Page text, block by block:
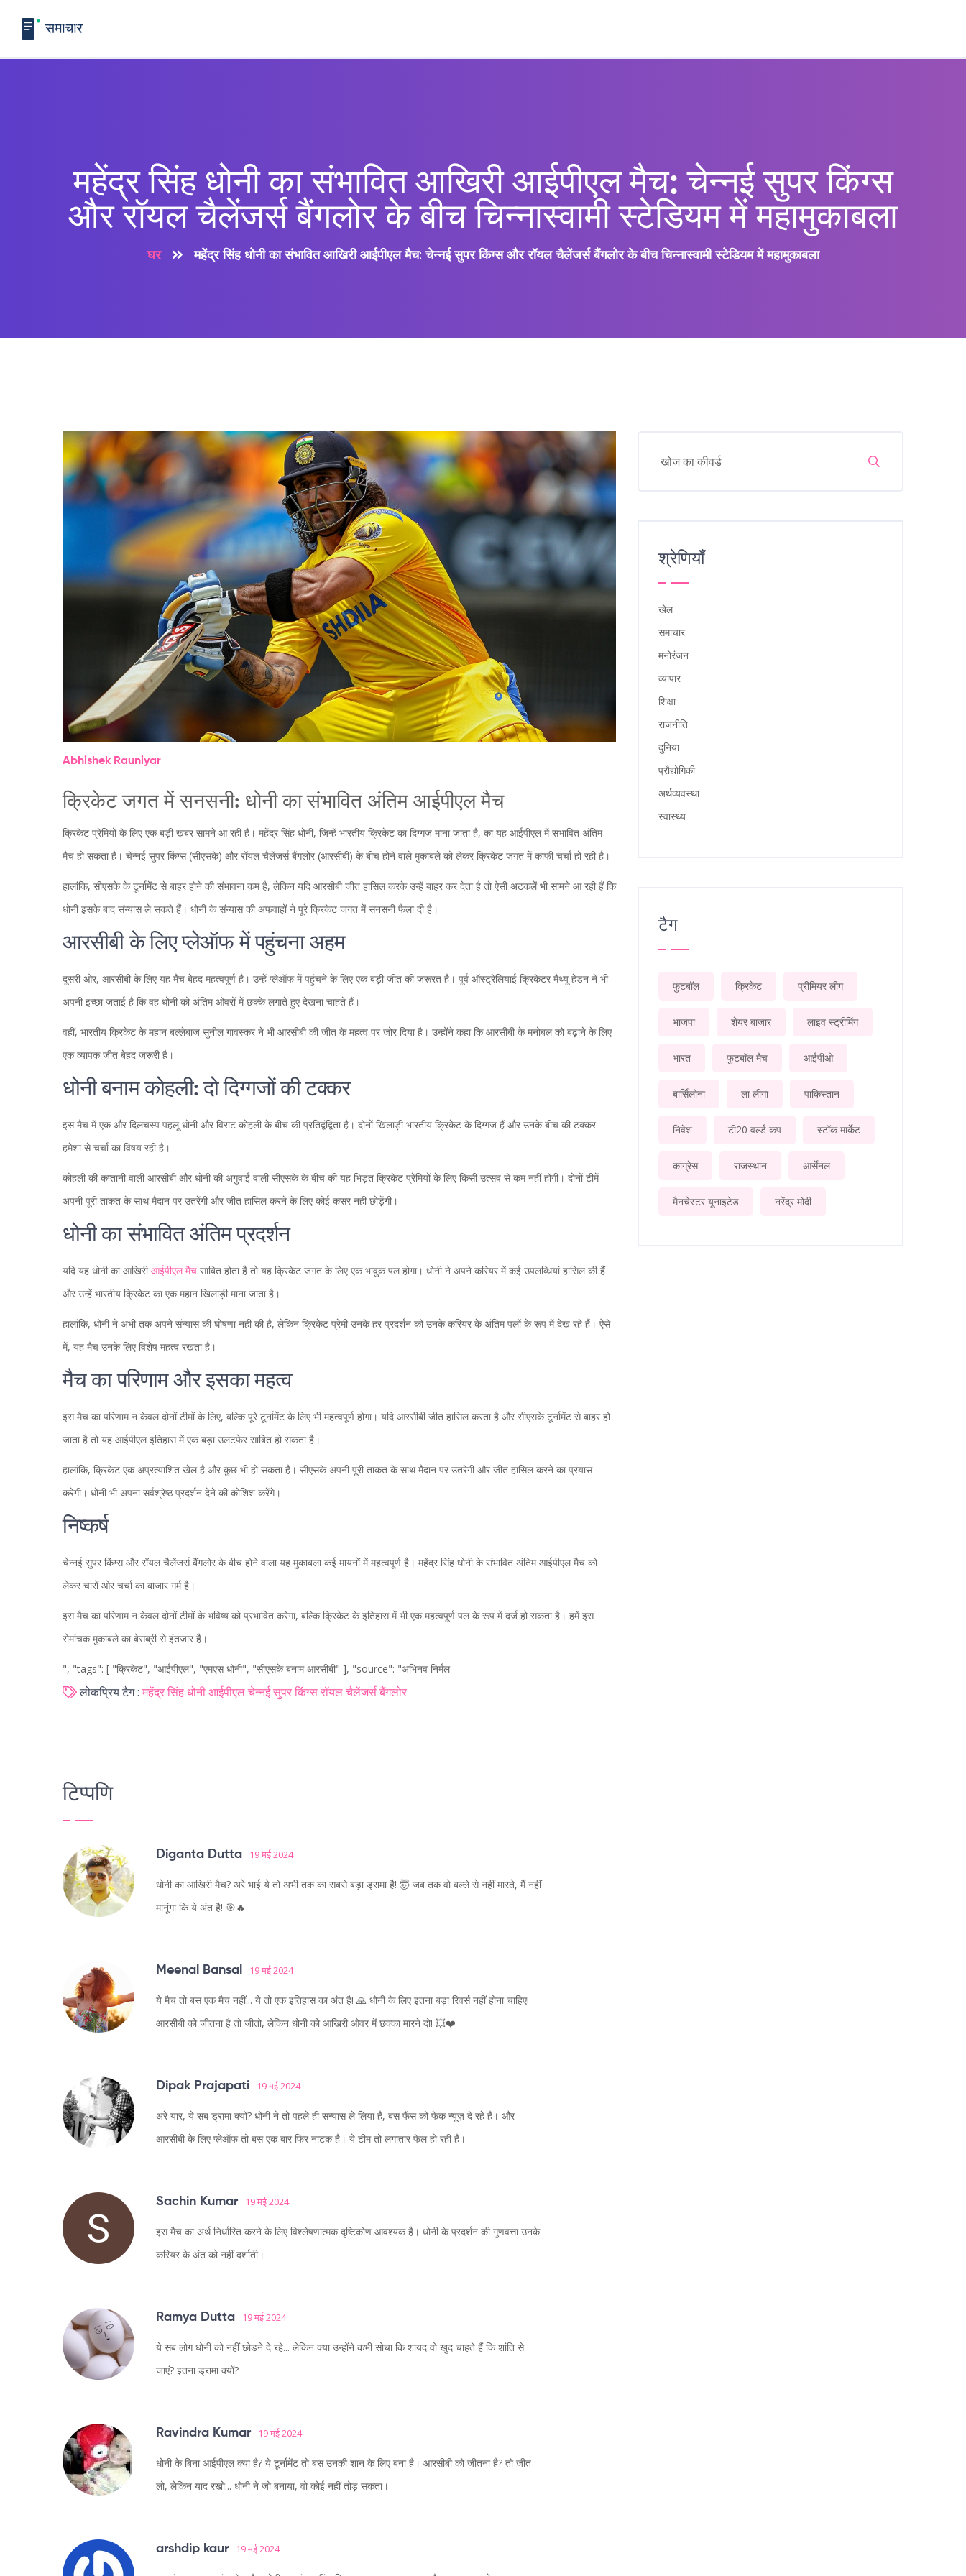
महेंद्र सिंह धोनी का संभावित आखिरी आईपीएल मैच: चेन्नई सुपर किंग्स
और रॉयल चैलेंजर्स बैंगलोर के बीच चिन्नास्वामी स्टेडियम में महामुकाबला
घर महेंद्र सिंह धोनी का संभावित आखिरी आईपीएल मैच: चेन्नई सुपर किंग्स और रॉयल चैलेंजर्स बैंगलोर के बीच चिन्नास्वामी स्टेडियम में महामुकाबला
Abhishek Rauniyar
क्रिकेट जगत में सनसनी: धोनी का संभावित अंतिम आईपीएल मैच
क्रिकेट प्रेमियों के लिए एक बड़ी खबर सामने आ रही है। महेंद्र सिंह धोनी, जिन्हें भारतीय क्रिकेट का दिग्गज माना जाता है, का यह आईपीएल में संभावित अंतिम
मैच हो सकता है। चेन्नई सुपर किंग्स (सीएसके) और रॉयल चैलेंजर्स बैंगलोर (आरसीबी) के बीच होने वाले मुकाबले को लेकर क्रिकेट जगत में काफी चर्चा हो रही है।
हालांकि, सीएसके के टूर्नामेंट से बाहर होने की संभावना कम है, लेकिन यदि आरसीबी जीत हासिल करके उन्हें बाहर कर देता है तो ऐसी अटकलें भी सामने आ रही हैं कि
धोनी इसके बाद संन्यास ले सकते हैं। धोनी के संन्यास की अफवाहों ने पूरे क्रिकेट जगत में सनसनी फैला दी है।
आरसीबी के लिए प्लेऑफ में पहुंचना अहम
दूसरी ओर, आरसीबी के लिए यह मैच बेहद महत्वपूर्ण है। उन्हें प्लेऑफ में पहुंचने के लिए एक बड़ी जीत की जरूरत है। पूर्व ऑस्ट्रेलियाई क्रिकेटर मैथ्यू हेडन ने भी
अपनी इच्छा जताई है कि वह धोनी को अंतिम ओवरों में छक्के लगाते हुए देखना चाहते हैं।
वहीं, भारतीय क्रिकेट के महान बल्लेबाज सुनील गावस्कर ने भी आरसीबी की जीत के महत्व पर जोर दिया है। उन्होंने कहा कि आरसीबी के मनोबल को बढ़ाने के लिए
एक व्यापक जीत बेहद जरूरी है।
धोनी बनाम कोहली: दो दिग्गजों की टक्कर
इस मैच में एक और दिलचस्प पहलू धोनी और विराट कोहली के बीच की प्रतिद्वंद्विता है। दोनों खिलाड़ी भारतीय क्रिकेट के दिग्गज हैं और उनके बीच की टक्कर
हमेशा से चर्चा का विषय रही है।
कोहली की कप्तानी वाली आरसीबी और धोनी की अगुवाई वाली सीएसके के बीच की यह भिड़ंत क्रिकेट प्रेमियों के लिए किसी उत्सव से कम नहीं होगी। दोनों टीमें
अपनी पूरी ताकत के साथ मैदान पर उतरेंगी और जीत हासिल करने के लिए कोई कसर नहीं छोड़ेंगी।
धोनी का संभावित अंतिम प्रदर्शन
यदि यह धोनी का आखिरीआईपीएल मैच साबित होता है तो यह क्रिकेट जगत के लिए एक भावुक पल होगा। धोनी ने अपने करियर में कई उपलब्धियां हासिल की हैं
और उन्हें भारतीय क्रिकेट का एक महान खिलाड़ी माना जाता है।
हालांकि, धोनी ने अभी तक अपने संन्यास की घोषणा नहीं की है, लेकिन क्रिकेट प्रेमी उनके हर प्रदर्शन को उनके करियर के अंतिम पलों के रूप में देख रहे हैं। ऐसे
में, यह मैच उनके लिए विशेष महत्व रखता है।
मैच का परिणाम और इसका महत्व
इस मैच का परिणाम न केवल दोनों टीमों के लिए, बल्कि पूरे टूर्नामेंट के लिए भी महत्वपूर्ण होगा। यदि आरसीबी जीत हासिल करता है और सीएसके टूर्नामेंट से बाहर हो
जाता है तो यह आईपीएल इतिहास में एक बड़ा उलटफेर साबित हो सकता है।
हालांकि, क्रिकेट एक अप्रत्याशित खेल है और कुछ भी हो सकता है। सीएसके अपनी पूरी ताकत के साथ मैदान पर उतरेगी और जीत हासिल करने का प्रयास
करेगी। धोनी भी अपना सर्वश्रेष्ठ प्रदर्शन देने की कोशिश करेंगे।
निष्कर्ष
चेन्नई सुपर किंग्स और रॉयल चैलेंजर्स बैंगलोर के बीच होने वाला यह मुकाबला कई मायनों में महत्वपूर्ण है। महेंद्र सिंह धोनी के संभावित अंतिम आईपीएल मैच को
लेकर चारों ओर चर्चा का बाजार गर्म है।
इस मैच का परिणाम न केवल दोनों टीमों के भविष्य को प्रभावित करेगा, बल्कि क्रिकेट के इतिहास में भी एक महत्वपूर्ण पल के रूप में दर्ज हो सकता है। हमें इस
रोमांचक मुकाबले का बेसब्री से इंतजार है।
", "tags": [ "क्रिकेट", "आईपीएल", "एमएस धोनी", "सीएसके बनाम आरसीबी" ], "source": "अभिनव निर्मल
लोकप्रिय टैग : महेंद्र सिंह धोनी आईपीएल चेन्नई सुपर किंग्स रॉयल चैलेंजर्स बैंगलोर
टिप्पणि
Diganta Dutta 19 मई 2024
धोनी का आखिरी मैच? अरे भाई ये तो अभी तक का सबसे बड़ा ड्रामा है! 🤯 जब तक वो बल्ले से नहीं मारते, मैं नहीं
मानूंगा कि ये अंत है! 🎯🔥
Meenal Bansal 19 मई 2024
ये मैच तो बस एक मैच नहीं... ये तो एक इतिहास का अंत है! 🙏 धोनी के लिए इतना बड़ा रिवर्स नहीं होना चाहिए!
आरसीबी को जीतना है तो जीतो, लेकिन धोनी को आखिरी ओवर में छक्का मारने दो! 💥❤️
Dipak Prajapati 19 मई 2024
अरे यार, ये सब ड्रामा क्यों? धोनी ने तो पहले ही संन्यास ले लिया है, बस फैंस को फेक न्यूज़ दे रहे हैं। और
आरसीबी के लिए प्लेऑफ तो बस एक बार फिर नाटक है। ये टीम तो लगातार फेल हो रही है।
Sachin Kumar 19 मई 2024
इस मैच का अर्थ निर्धारित करने के लिए विश्लेषणात्मक दृष्टिकोण आवश्यक है। धोनी के प्रदर्शन की गुणवत्ता उनके
करियर के अंत को नहीं दर्शाती।
Ramya Dutta 19 मई 2024
ये सब लोग धोनी को नहीं छोड़ने दे रहे... लेकिन क्या उन्होंने कभी सोचा कि शायद वो खुद चाहते हैं कि शांति से
जाएं? इतना ड्रामा क्यों?
Ravindra Kumar 19 मई 2024
धोनी के बिना आईपीएल क्या है? ये टूर्नामेंट तो बस उनकी शान के लिए बना है। आरसीबी को जीतना है? तो जीत
लो, लेकिन याद रखो... धोनी ने जो बनाया, वो कोई नहीं तोड़ सकता।
arshdip kaur 19 मई 2024
श्रेणियाँ
खेल
समाचार
मनोरंजन
व्यापार
शिक्षा
राजनीति
दुनिया
प्रौद्योगिकी
अर्थव्यवस्था
स्वास्थ्य
टैग
फुटबॉल क्रिकेट प्रीमियर लीग
भाजपा शेयर बाजार लाइव स्ट्रीमिंग
भारत फुटबॉल मैच आईपीओ
बार्सिलोना ला लीगा पाकिस्तान
निवेश टी20 वर्ल्ड कप स्टॉक मार्केट
कांग्रेस राजस्थान आर्सेनल
मैनचेस्टर यूनाइटेड नरेंद्र मोदी